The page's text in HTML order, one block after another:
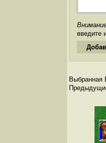
введите
Выбранная